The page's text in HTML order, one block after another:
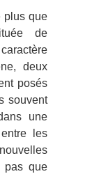
que
de
deux
posés
souvent
une
les
pas que